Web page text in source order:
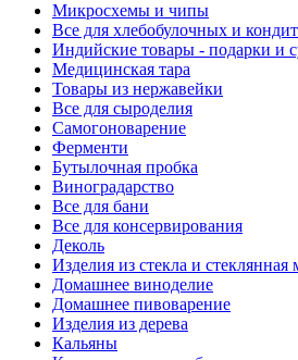
Микросхемы и чипы
Все для хлебобулочных и
Индийские товары - подарки и
Медицинская тара
Товары из нержавейки
Все для сыроделия
Самогоноварение
Ферменти
Бутылочная пробка
Виноградарство
Все для бани
Все для консервирования
Деколь
Изделия из стекла и стеклянная
Домашнее виноделие
Домашнее пивоварение
Изделия из дерева
Кальяны